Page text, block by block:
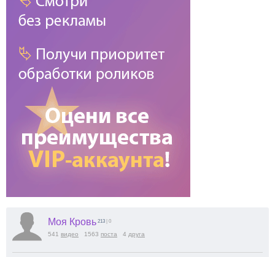
Моя Кровь 213 | 0
541 видео 1563 поста 4 друга